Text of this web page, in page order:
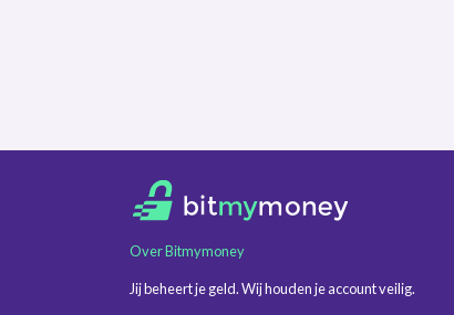
Over Bitmymoney
Jij beheert je geld. Wij houden je account veilig.